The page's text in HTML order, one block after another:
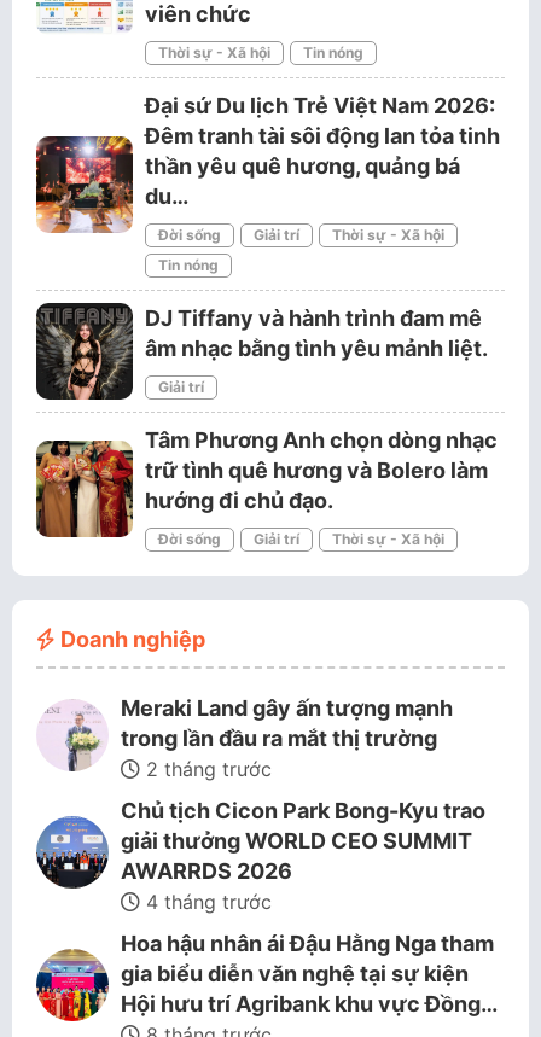
viên chức
Thời sự - Xã hội Tin nóng
Đại sứ Du lịch Trẻ Việt Nam 2026:
Đêm tranh tài sôi động lan tỏa tinh
thần yêu quê hương, quảng bá
du…
Đời sống Giải trí
Thời sự - Xã hội
Tin nóng
DJ Tiffany và hành trình đam mê
âm nhạc bằng tình yêu mảnh liệt.
Giải trí
Tâm Phương Anh chọn dòng nhạc
trữ tình quê hương và Bolero làm
hướng đi chủ đạo.
Đời sống Giải trí Thời sự - Xã hội
Doanh nghiệp
Meraki Land gây ấn tượng mạnh
trong lần đầu ra mắt thị trường
2 tháng trước
Chủ tịch Cicon Park Bong-Kyu trao
giải thưởng WORLD CEO SUMMIT
AWARRDS 2026
4 tháng trước
Hoa hậu nhân ái Đậu Hằng Nga tham
gia biểu diễn văn nghệ tại sự kiện
Hội hưu trí Agribank khu vực Đồng…